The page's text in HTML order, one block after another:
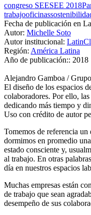
congreso SEESEE 2018
trabajooficinas
Fecha de publicación en
Autor: Michelle Soto
Autor institucional:
Región: América Latina
Año de publicación:: 2018
Alejandro Gamboa /
El diseño de los espacios
colaboradores. Por ello,
dedicando más tiempo y
Uso con crédito de autor
Tomemos de referencia
dormimos en promedio
estado consciente y,
al trabajo. En otras
día en nuestros espacios
Muchas empresas están
de trabajo que sean
desempeño de sus